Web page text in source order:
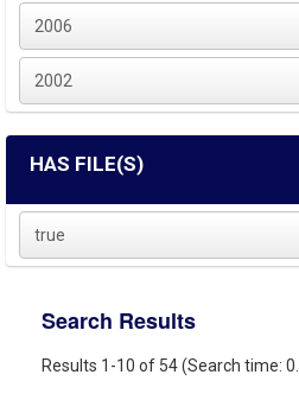
2006
2002
HAS FILE(S)
true
Search Results
Results 1-10 of 54 (Search time: